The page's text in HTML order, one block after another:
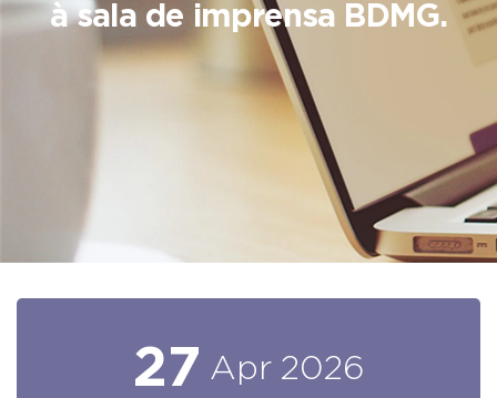
à sala de imprensa BDMG.
27 Apr 2026